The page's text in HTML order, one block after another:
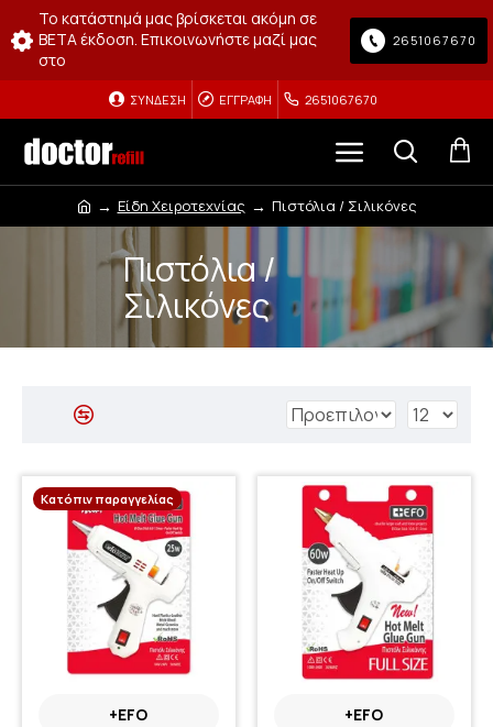
Το κατάστημά μας βρίσκεται ακόμη σε
BETA έκδοση. Επικοινωνήστε μαζί μας
στο
2651067670
ΣΎΝΔΕΣΗ ΕΓΓΡΑΦΉ 2651067670
Είδη Χειροτεχνίας Πιστόλια / Σιλικόνες
Πιστόλια /
Σιλικόνες
Κατόπιν παραγγελίας
+EFO +EFO